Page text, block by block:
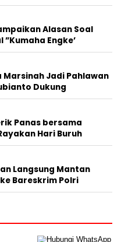
Alasan Soal
Engke’
Marsinah Jadi Pahlawan
Dukung
Panas bersama
Hari Buruh
Langsung Mantan
Bareskrim Polri